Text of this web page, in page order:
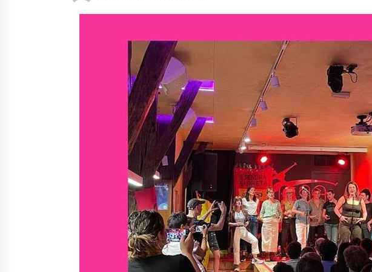
POTTO: San Pedro jaietako bertso-
saioa
2026/07/09
Auritz Iñurrietaren margoak
ikusgai Uribitarte40 aretoan
2026/07/03